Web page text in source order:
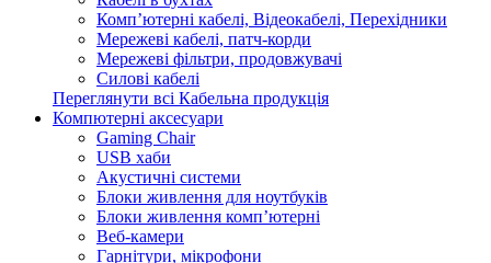
Комп’ютерні кабелі, Відеокабелі, Перехідники
Мережеві кабелі, патч-корди
Мережеві фільтри, продовжувачі
Силові кабелі
Переглянути всі Кабельна продукція
Компютерні аксесуари
Gaming Chair
USB хаби
Акустичні системи
Блоки живлення для ноутбуків
Блоки живлення комп’ютерні
Веб-камери
Гарнітури, мікрофони